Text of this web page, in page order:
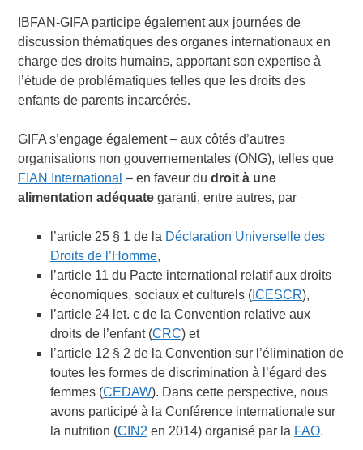
IBFAN-GIFA participe également aux journées de
discussion thématiques des organes internationaux en
charge des droits humains, apportant son expertise à
l’étude de problématiques telles que les droits des
enfants de parents incarcérés.
GIFA s’engage également – aux côtés d’autres
organisations non gouvernementales (ONG), telles que
FIAN International – en faveur dudroit à une
alimentation adéquate garanti, entre autres, par
l’article 25 § 1 de la Déclaration Universelle des
Droits de l’Homme,
l’article 11 du Pacte international relatif aux droits
économiques, sociaux et culturels ( ICESCR),
l’article 24 let. c de la Convention relative aux
droits de l’enfant (CRC) et
l’article 12 § 2 de la Convention sur l’élimination de
toutes les formes de discrimination à l’égard des
femmes (CEDAW). Dans cette perspective, nous
avons participé à la Conférence internationale sur
la nutrition (CIN2 en 2014) organisé par la FAO.